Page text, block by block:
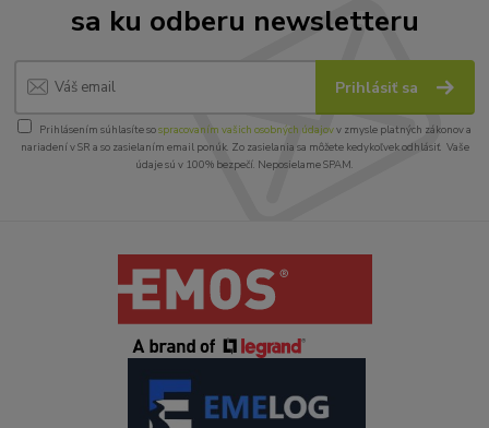
sa ku odberu newsletteru
Prihlásiť sa
Prihlásením súhlasíte sospracovaním vašich osobných údajovv zmysle platných zákonov a
nariadení v SR a so zasielaním email ponúk. Zo zasielania sa môžete kedykoľvek odhlásiť. Vaše
údaje sú v 100% bezpečí. Neposielame SPAM.